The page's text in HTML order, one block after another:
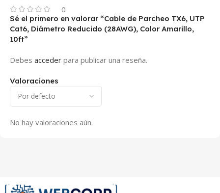
0
Valoraciones
No hay valoraciones aún.
Sé el primero en valorar “Cable de Parcheo TX6, UTP
Cat6, Diámetro Reducido (28AWG), Color Amarillo,
10ft”
Debes acceder para publicar una reseña.